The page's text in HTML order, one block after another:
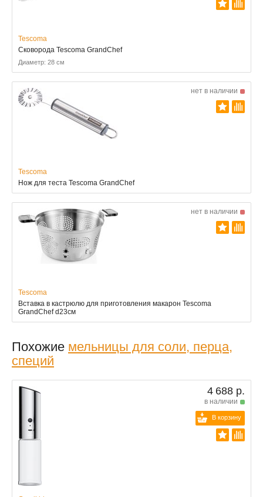
Tescoma
Сковорода Tescoma GrandChef
Диаметр: 28 см
нет в наличии
Tescoma
Нож для теста Tescoma GrandChef
нет в наличии
Tescoma
Вставка в кастрюлю для приготовления макарон Tescoma
GrandChef d23см
Похожие мельницы для соли, перца,
специй
4 688 р.
в наличии
В корзину